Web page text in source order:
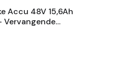
Accu 48V 15,6Ah
Vervangende